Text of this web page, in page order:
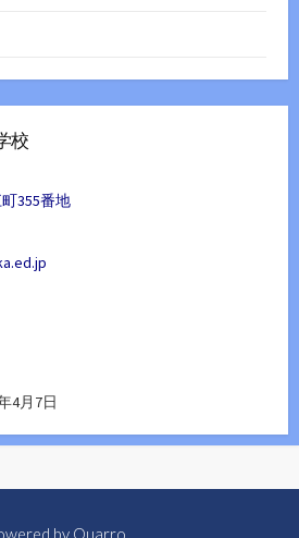
校
355番地
4月7日
by Quarro